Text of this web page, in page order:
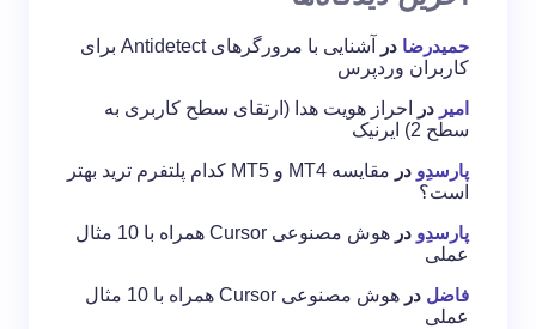
حمیدرضا در
آشنایی با مرورگرهای Antidetect برای
کاربران وردپرس
امیر در
احراز هویت هدا (ارتقای سطح کاربری به
سطح 2) ایرنیک
پارسدِو در
مقایسه MT4 و MT5 کدام پلتفرم ترید بهتر
است؟
پارسدِو در
هوش مصنوعی Cursor همراه با 10 مثال
عملی
فاضل در
هوش مصنوعی Cursor همراه با 10 مثال
عملی